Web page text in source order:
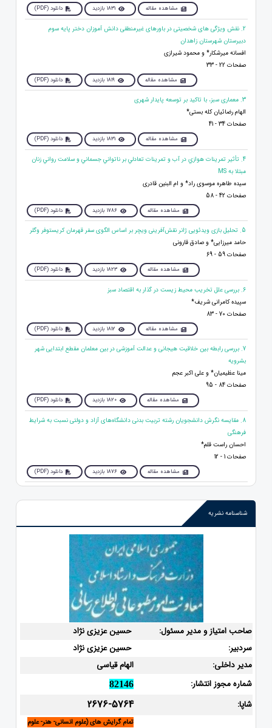
مشاهده مقاله 1831 بازدید دانلود (PDF)
2. نقش ویژگی های شخصیتی در باورهای غیرمنطقی دانش آموزان دختر پایه سوم
دبیرستان شهرستان زاهدان
افسانه میرشکار* و محمود شیرازی
صفحات 22 - 33
مشاهده مقاله 1819 بازدید دانلود (PDF)
3. معماری سبز، با تاکید بر توسعه پایدار شهری
الهام رضائیان کله بستی*
صفحات 34 - 41
مشاهده مقاله 1831 بازدید دانلود (PDF)
4. تأثير تمرينات هوازي در آب و تمرينات تعادلي بر ناتواني جسماني و سلامت رواني زنان
مبتلا به MS
سیده طاهره موسوی راد* و ام البنین قادری
صفحات 42 - 58
مشاهده مقاله 1786 بازدید دانلود (PDF)
5. تحلیل بازی‌ ویدئویی ژانر نقش‌آفرینی ویچر بر اساس الگوی سفر قهرمان کریستوفر وگلر
حامد میرزایی* و صادق قارونی
صفحات 59 - 69
مشاهده مقاله 1823 بازدید دانلود (PDF)
6. بررسی علل تخریب محیط زیست در گذار به اقتصاد سبز
سپیده کامرانی شریف*
صفحات 70 - 83
مشاهده مقاله 1812 بازدید دانلود (PDF)
7. بررسی رابطه بین خلاقیت هیجانی و عدالت آموزشی در بین معلمان مقطع ابتدایی شهر
بشرویه
مینا عظیمیان* و علی اکبر عجم
صفحات 84 - 95
مشاهده مقاله 1820 بازدید دانلود (PDF)
8. مقایسه نگرش دانشجویان رشته تربیت بدنی دانشگاه‌های آزاد و دولتی نسبت به شرایط
فرهنگی
احسان راست قلم*
صفحات 1 - 12
مشاهده مقاله 1876 بازدید دانلود (PDF)
شناسنامه نشریه
صاحب امتیاز و مدیر مسئول:
حسین عزیزی نژاد
سردبیر:
حسین عزیزی نژاد
مدیر داخلی:
الهام قیاسی
شماره مجوز انتشار:
82146
شاپا: 2676-5764
تمام گرایش های (علوم انسانی- هنر- علوم